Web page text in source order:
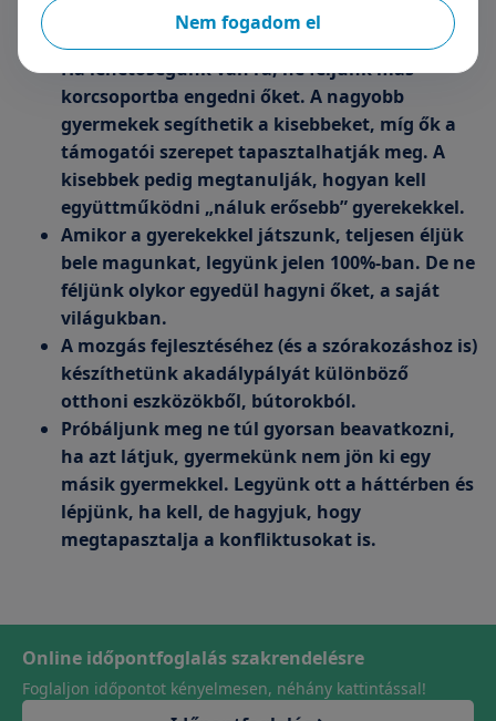
anélkül, hogy megmutatnánk, hogyan kell (pl.
Ha lehetőségünk van rá, ne féljünk más
korcsoportba engedni őket. A nagyobb
gyermekek segíthetik a kisebbeket, míg ők a
támogatói szerepet tapasztalhatják meg. A
kisebbek pedig megtanulják, hogyan kell
együttműködni „náluk erősebb” gyerekekkel.
Amikor a gyerekekkel játszunk, teljesen éljük
bele magunkat, legyünk jelen 100%-ban. De ne
féljünk olykor egyedül hagyni őket, a saját
világukban.
A mozgás fejlesztéséhez (és a szórakozáshoz is)
készíthetünk akadálypályát különböző
otthoni eszközökből, bútorokból.
Próbáljunk meg ne túl gyorsan beavatkozni,
ha azt látjuk, gyermekünk nem jön ki egy
másik gyermekkel. Legyünk ott a háttérben és
lépjünk, ha kell, de hagyjuk, hogy
megtapasztalja a konfliktusokat is.
Online időpontfoglalás szakrendelésre
Foglaljon időpontot kényelmesen, néhány kattintással!
Nem fogadom el